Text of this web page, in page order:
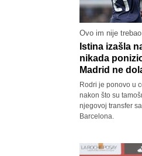
Ovo im nije
Istina izašla
nikada
Madrid ne
Rodri je ponovo u
nakon što su
njegovoj transfer
Barcelona.